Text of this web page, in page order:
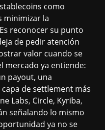
como
minimizar la
reconocer su punto
de pedir atención
valor cuando se
mercado ya entiende:
payout, una
de settlement más
Labs, Circle, Kyriba,
señalando lo mismo
ya no se